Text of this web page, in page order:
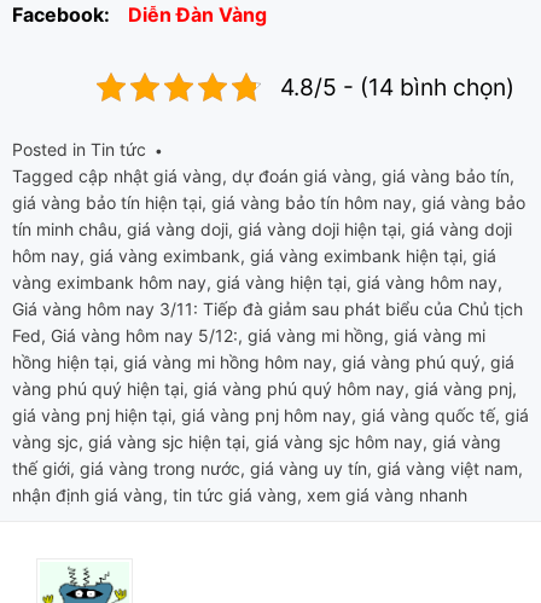
Facebook:
Diễn Đàn Vàng
4.8/5 - (14 bình chọn)
Posted in Tin tức
Tagged cập nhật giá vàng, dự đoán giá vàng, giá vàng bảo tín,
giá vàng bảo tín hiện tại, giá vàng bảo tín hôm nay, giá vàng bảo
tín minh châu, giá vàng doji, giá vàng doji hiện tại, giá vàng doji
hôm nay, giá vàng eximbank, giá vàng eximbank hiện tại, giá
vàng eximbank hôm nay, giá vàng hiện tại, giá vàng hôm nay,
Giá vàng hôm nay 3/11: Tiếp đà giảm sau phát biểu của Chủ tịch
Fed, Giá vàng hôm nay 5/12:, giá vàng mi hồng, giá vàng mi
hồng hiện tại, giá vàng mi hồng hôm nay, giá vàng phú quý, giá
vàng phú quý hiện tại, giá vàng phú quý hôm nay, giá vàng pnj,
giá vàng pnj hiện tại, giá vàng pnj hôm nay, giá vàng quốc tế, giá
vàng sjc, giá vàng sjc hiện tại, giá vàng sjc hôm nay, giá vàng
thế giới, giá vàng trong nước, giá vàng uy tín, giá vàng việt nam,
nhận định giá vàng, tin tức giá vàng, xem giá vàng nhanh